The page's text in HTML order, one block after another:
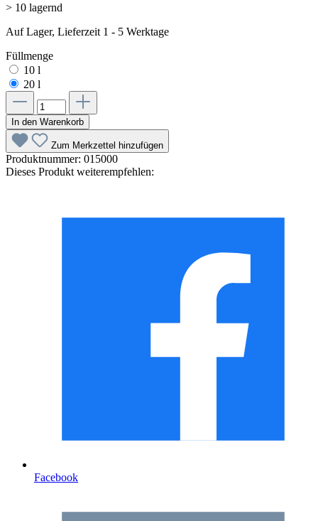
> 10 lagernd
Auf Lager, Lieferzeit 1 - 5 Werktage
Füllmenge
10 l
20 l
In den Warenkorb
Zum Merkzettel hinzufügen
Produktnummer: 015000
Dieses Produkt weiterempfehlen:
Facebook